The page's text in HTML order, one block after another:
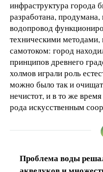
инфраструктура города
разработана,
водопровод
техническими
самотоком: город
принципов древнего
холмов играли роль
можно было так и
нечистот, и в то же
рода искусственным
Проблема воды